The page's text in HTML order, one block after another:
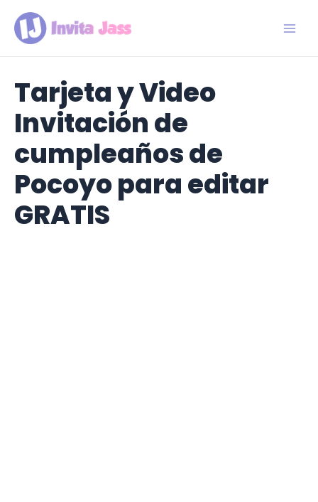
contenido
Tarjeta y Video
Invitación de
cumpleaños de
Pocoyo para editar
GRATIS